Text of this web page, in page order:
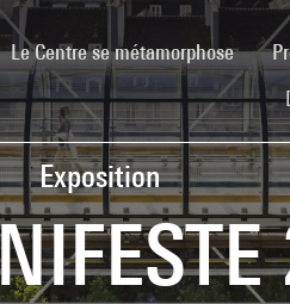
Le Centre se métamorphose
Exposition